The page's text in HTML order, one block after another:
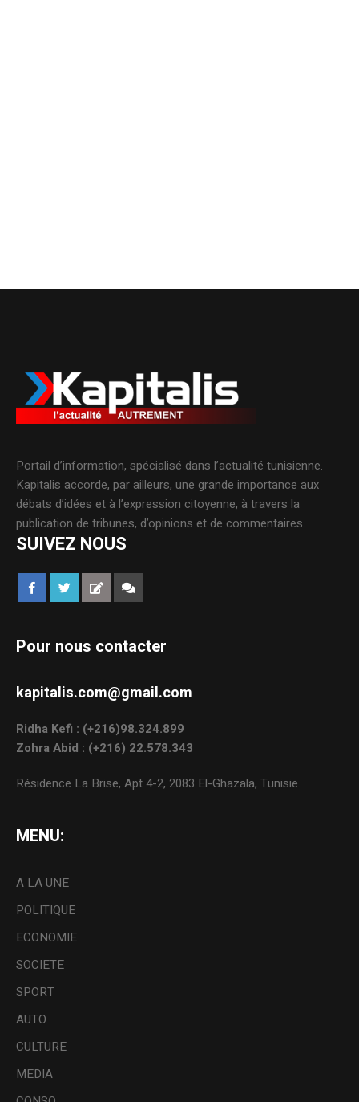
Portail d’information, spécialisé dans l’actualité tunisienne.
Kapitalis accorde, par ailleurs, une grande importance aux
débats d’idées et à l’expression citoyenne, à travers la
publication de tribunes, d’opinions et de commentaires.
SUIVEZ NOUS
Pour nous contacter
kapitalis.com@gmail.com
Ridha Kefi : (+216)98.324.899
Zohra Abid : (+216) 22.578.343
Résidence La Brise, Apt 4-2, 2083 El-Ghazala, Tunisie.
MENU:
A LA UNE
POLITIQUE
ECONOMIE
SOCIETE
SPORT
AUTO
CULTURE
MEDIA